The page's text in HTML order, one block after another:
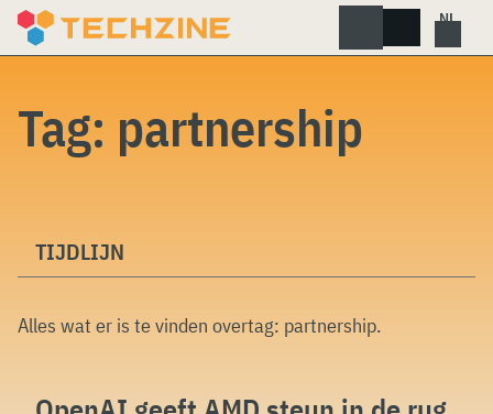
Skip
Tag: partnership
TIJDLIJN
Alles wat er is te vinden overtag: partnership.